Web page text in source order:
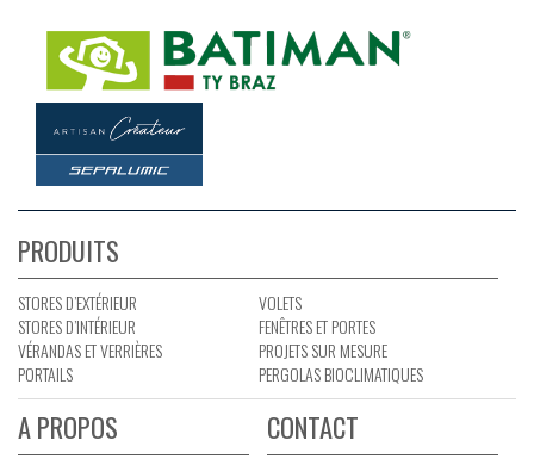
PRODUITS
STORES D’EXTÉRIEUR
STORES D’INTÉRIEUR
VÉRANDAS ET VERRIÈRES
PORTAILS
VOLETS
FENÊTRES ET PORTES
PROJETS SUR MESURE
PERGOLAS BIOCLIMATIQUES
A PROPOS CONTACT